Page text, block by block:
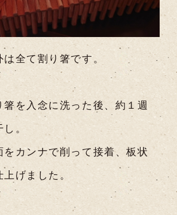
全て割り箸です。
を入念に洗った後、約１週
。
をカンナで削って接着、板状
げました。